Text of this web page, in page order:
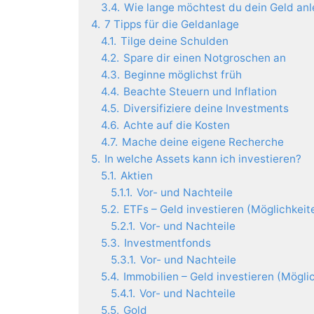
3.4. Wie lange möchtest du dein Geld
4. 7 Tipps für die Geldanlage
4.1. Tilge deine Schulden
4.2. Spare dir einen Notgroschen an
4.3. Beginne möglichst früh
4.4. Beachte Steuern und Inflation
4.5. Diversifiziere deine Investments
4.6. Achte auf die Kosten
4.7. Mache deine eigene Recherche
5. In welche Assets kann ich investieren?
5.1. Aktien
5.1.1. Vor- und Nachteile
5.2. ETFs – Geld investieren
5.2.1. Vor- und Nachteile
5.3. Investmentfonds
5.3.1. Vor- und Nachteile
5.4. Immobilien – Geld investieren
5.4.1. Vor- und Nachteile
5.5. Gold